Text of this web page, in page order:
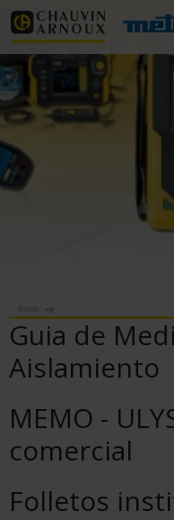
Inicio
Guia de
Aislamiento
MEMO -
comercial
Folletos